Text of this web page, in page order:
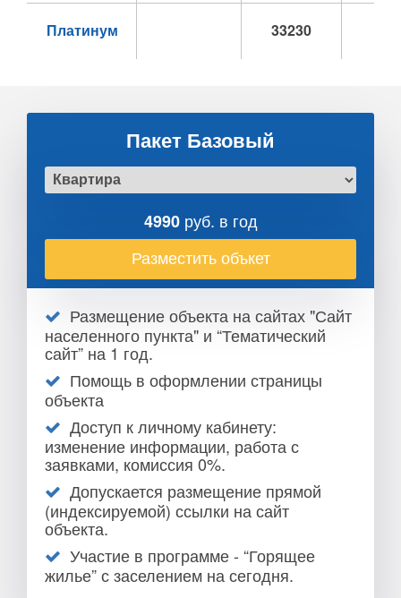
Платинум 33230
Пакет Базовый
4990руб. в год
Разместить объкет
Размещение объекта на сайтах "Сайт
населенного пункта" и “Тематический
сайт” на 1 год.
Помощь в оформлении страницы
объекта
Доступ к личному кабинету:
изменение информации, работа с
заявками, комиссия 0%.
Допускается размещение прямой
(индексируемой) ссылки на сайт
объекта.
Участие в программе - “Горящее
жилье” с заселением на сегодня.